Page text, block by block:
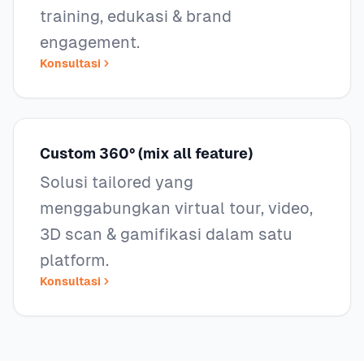
training, edukasi & brand
engagement.
Konsultasi
Custom 360° (mix all feature)
Solusi tailored yang
menggabungkan virtual tour, video,
3D scan & gamifikasi dalam satu
platform.
Konsultasi